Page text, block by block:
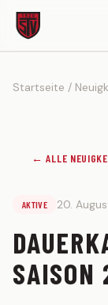
VEREIN
Kickerle-
1. MANNSCHAFT
Spielplan
Startseite
← ALLE
AKTIVE 20.